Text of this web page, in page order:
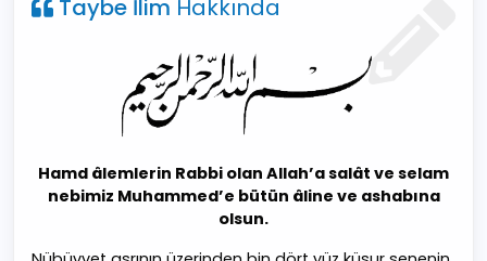
Taybe İlim Hakkında
Hamd âlemlerin Rabbi olan Allah’a salât ve selam
nebimiz Muhammed’e bütün âline ve ashabına
olsun.